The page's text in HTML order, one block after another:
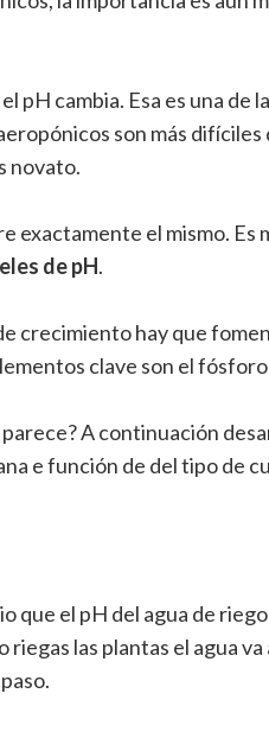
pH cambia. Esa es una de
son más difíciles
novato.
exactamente el mismo. Es
de pH.
crecimiento hay que
clave son el
A continuación
e función de del tipo de
que el pH del agua de
las plantas el agua